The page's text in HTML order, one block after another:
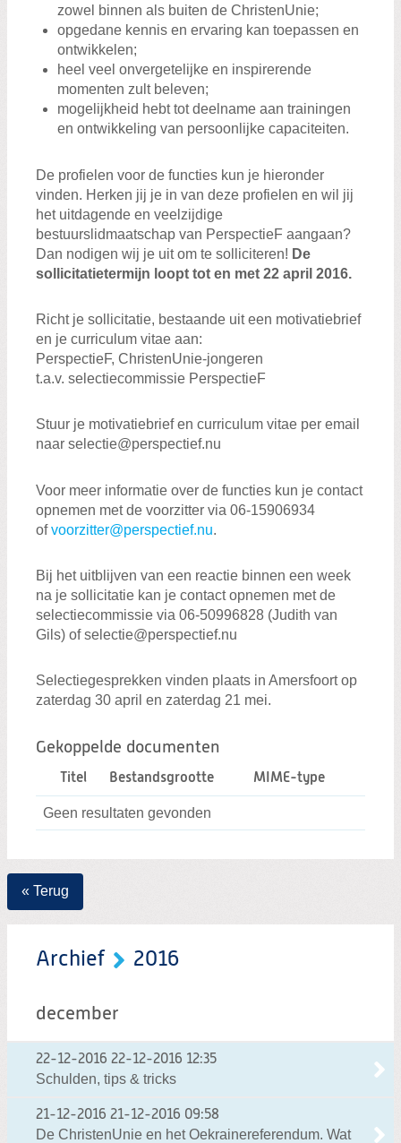
zowel binnen als buiten de ChristenUnie;
opgedane kennis en ervaring kan toepassen en
ontwikkelen;
heel veel onvergetelijke en inspirerende
momenten zult beleven;
mogelijkheid hebt tot deelname aan trainingen
en ontwikkeling van persoonlijke capaciteiten.
De profielen voor de functies kun je hieronder
vinden. Herken jij je in van deze profielen en wil jij
het uitdagende en veelzijdige
bestuurslidmaatschap van PerspectieF aangaan?
Dan nodigen wij je uit om te solliciteren! De
sollicitatietermijn loopt tot en met 22 april 2016.
Richt je sollicitatie, bestaande uit een motivatiebrief
en je curriculum vitae aan:
PerspectieF, ChristenUnie-jongeren
t.a.v. selectiecommissie PerspectieF
Stuur je motivatiebrief en curriculum vitae per email
naar selectie@perspectief.nu
Voor meer informatie over de functies kun je contact
opnemen met de voorzitter via 06-15906934
ofvoorzitter@perspectief.nu.
Bij het uitblijven van een reactie binnen een week
na je sollicitatie kan je contact opnemen met de
selectiecommissie via 06-50996828 (Judith van
Gils) of selectie@perspectief.nu
Selectiegesprekken vinden plaats in Amersfoort op
zaterdag 30 april en zaterdag 21 mei.
Gekoppelde documenten
Titel Bestandsgrootte MIME-type
Geen resultaten gevonden
« Terug
Archief 2016
december
22-12-2016 22-12-2016 12:35
Schulden, tips & tricks
21-12-2016 21-12-2016 09:58
De ChristenUnie en het Oekrainereferendum. Wat